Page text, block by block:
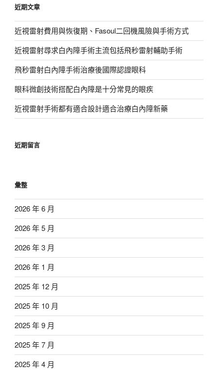
字:
近期文章
近視雷射費用與恢復期、Fasoul二回機風險與手術方式
近視雷射尋求白內障手術主流包括飛秒雷射輔助手術
飛秒雷射白內障手術治療後國際認證眼科
眼科微創技術搭配白內障是十分常見的眼疾
近視雷射手術都有適合設計適合治療白內障新藥
近期留言
彙整
2026 年 6 月
2026 年 5 月
2026 年 3 月
2026 年 1 月
2025 年 12 月
2025 年 10 月
2025 年 9 月
2025 年 7 月
2025 年 4 月